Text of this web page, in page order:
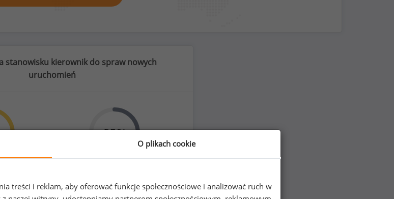
stanowisku kierownik do spraw nowych
uruchomień
69%
Mężczyźni
27
O plikach cookie
treści i reklam, aby oferować funkcje społecznościowe i analizować ruch w